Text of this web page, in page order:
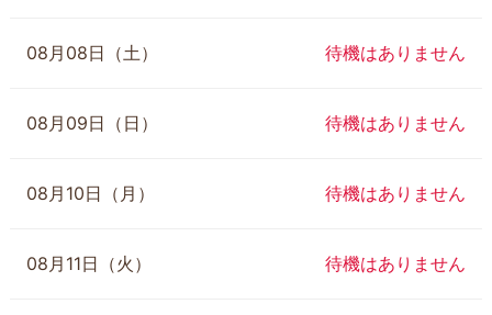
08月08日（土） 待機はありません
08月09日（日） 待機はありません
08月10日（月） 待機はありません
08月11日（火） 待機はありません